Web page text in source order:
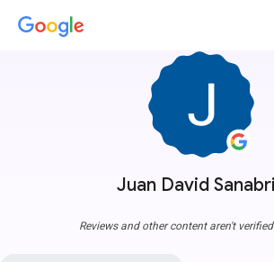
Juan David
Reviews and other content aren't